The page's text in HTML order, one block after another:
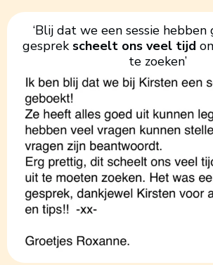
‘Blij dat we een sessie
gesprek scheelt ons veel tijd
te zoeken’